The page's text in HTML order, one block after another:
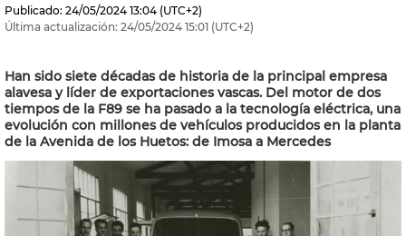
Publicado: 24/05/2024 13:04 (UTC+2)
Última actualización: 24/05/2024 15:01 (UTC+2)
Han sido siete décadas de historia de la principal empresa
alavesa y líder de exportaciones vascas. Del motor de dos
tiempos de la F89 se ha pasado a la tecnología eléctrica, una
evolución con millones de vehículos producidos en la planta
de la Avenida de los Huetos: de Imosa a Mercedes